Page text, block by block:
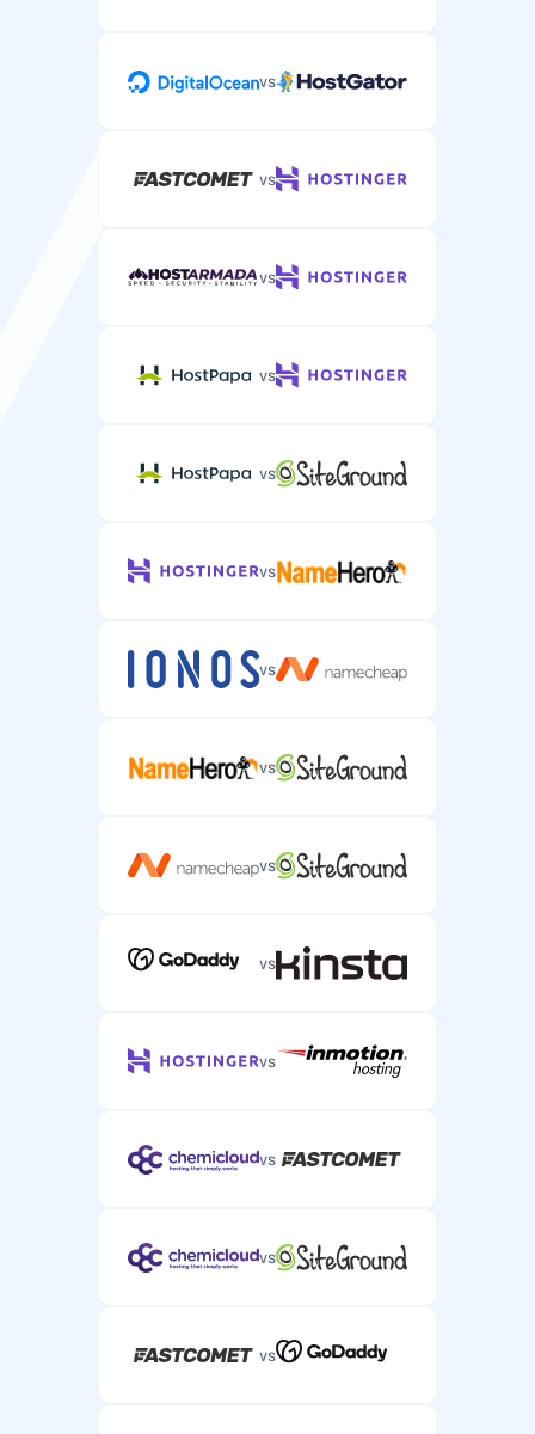
Pagalba telefonu
vs
vs
vs
vs
vs
vs
vs
vs
vs
vs
vs
vs
vs
vs